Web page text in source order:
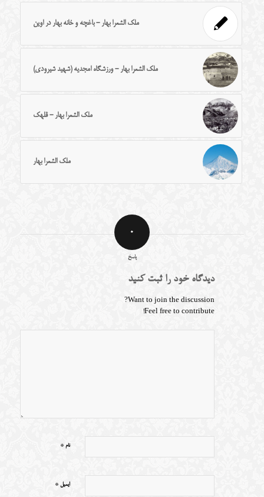
ملک الشعرا بهار - باغچه و خانه بهار در اوین
ملک الشعرا بهار - ورزشگاه امجدیه (شهید شیرودی)
ملک الشعرا بهار - قلهک
ملک الشعرا بهار
0
پاسخ
دیدگاه خود را ثبت کنید
Want to join the discussion?
Feel free to contribute!
نام *
ایمیل *